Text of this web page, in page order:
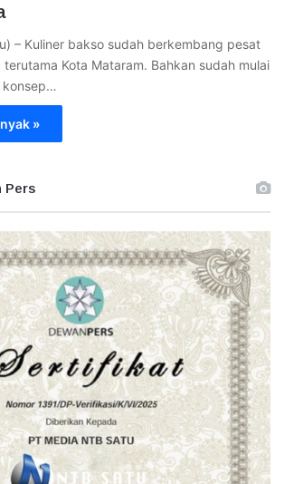
– Kuliner bakso sudah berkembang pesat
Kota Mataram. Bahkan sudah mulai
konsep…
»
Pers